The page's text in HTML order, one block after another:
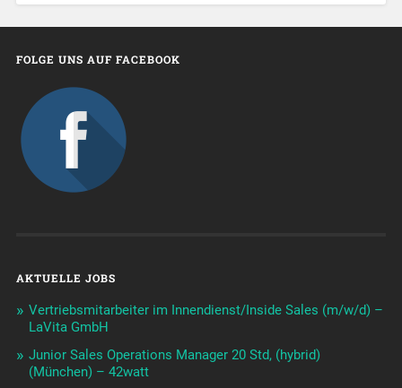
FOLGE UNS AUF FACEBOOK
AKTUELLE JOBS
Vertriebsmitarbeiter im Innendienst/Inside Sales (m/w/d) –
LaVita GmbH
Junior Sales Operations Manager 20 Std, (hybrid)
(München) – 42watt